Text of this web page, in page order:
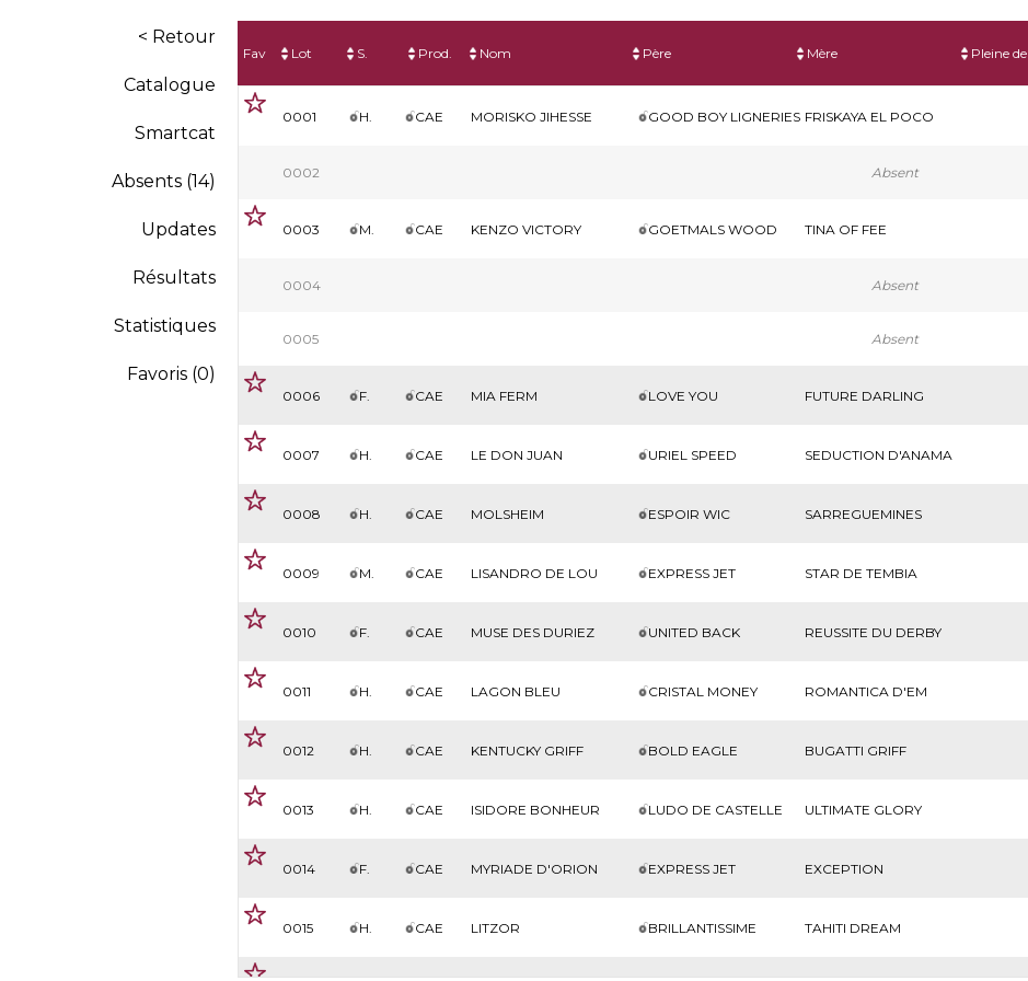
< Retour
Catalogue
Smartcat
Absents (14)
Updates
Résultats
Statistiques
Favoris (0)
Fav Lot S. Prod. Nom Père Mère Pleine de
0001 H. CAE MORISKO JIHESSE GOOD BOY LIGNERIES FRISKAYA EL POCO
0002 Absent
0003 M. CAE KENZO VICTORY GOETMALS WOOD TINA OF FEE
0004 Absent
0005 Absent
0006 F. CAE MIA FERM LOVE YOU FUTURE DARLING
0007 H. CAE LE DON JUAN URIEL SPEED SEDUCTION D'ANAMA
0008 H. CAE MOLSHEIM ESPOIR WIC SARREGUEMINES
0009 M. CAE LISANDRO DE LOU EXPRESS JET STAR DE TEMBIA
0010 F. CAE MUSE DES DURIEZ UNITED BACK REUSSITE DU DERBY
0011 H. CAE LAGON BLEU CRISTAL MONEY ROMANTICA D'EM
0012 H. CAE KENTUCKY GRIFF BOLD EAGLE BUGATTI GRIFF
0013 H. CAE ISIDORE BONHEUR LUDO DE CASTELLE ULTIMATE GLORY
0014 F. CAE MYRIADE D'ORION EXPRESS JET EXCEPTION
0015 H. CAE LITZOR BRILLANTISSIME TAHITI DREAM